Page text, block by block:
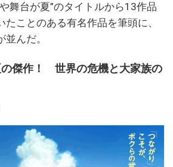
舞台が夏”のタイトルから13作品
たことのある有名作品を筆頭に、
んだ。
の傑作！ 世界の危機と大家族の